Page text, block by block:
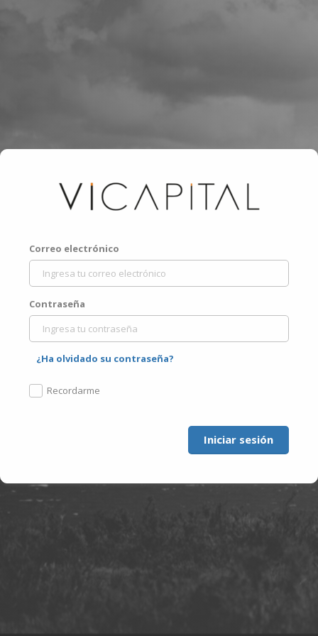
Correo electrónico
Contraseña
¿Ha olvidado su contraseña?
Recordarme